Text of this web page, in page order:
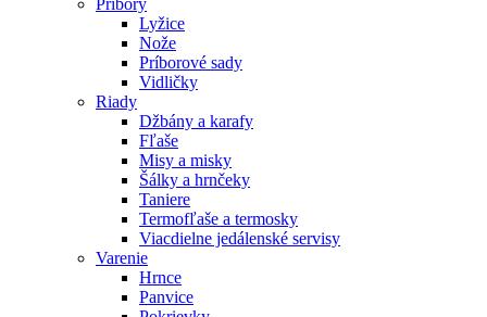
Lyžice
Nože
Príborové sady
Vidličky
Riady
Džbány a karafy
Fľaše
Misy a misky
Šálky a hrnčeky
Taniere
Termofľaše a termosky
Viacdielne jedálenské servisy
Varenie
Hrnce
Panvice